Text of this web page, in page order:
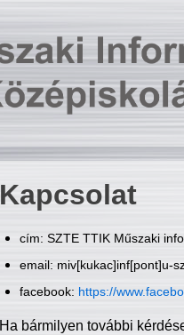
Kapcsolat
cím: SZTE TTIK Műszaki
email: miv[kukac]inf[pont]u-
facebook: https://
Ha bármilyen további